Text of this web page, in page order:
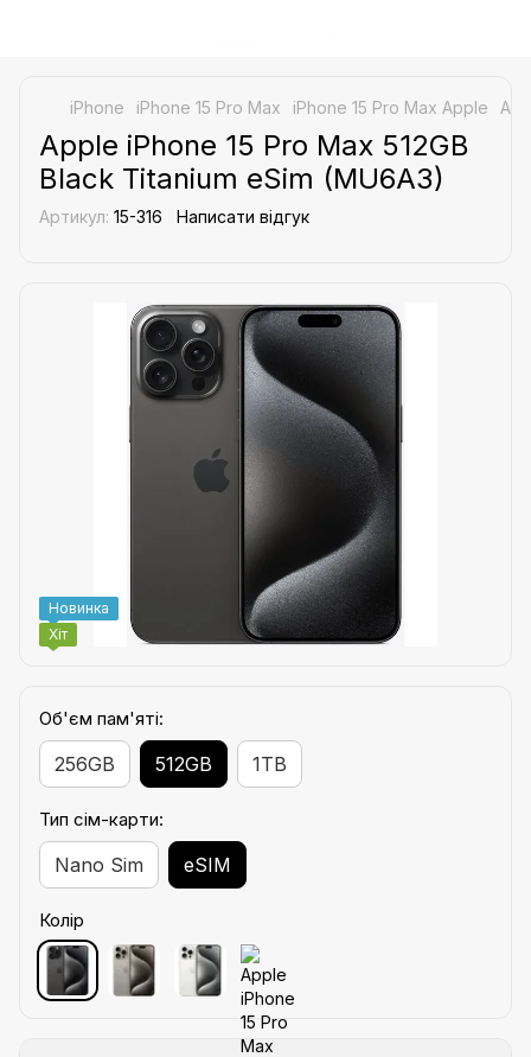
iPhone iPhone 15 Pro Max iPhone 15 Pro Max Apple
Apple iPhone 15 Pro Max 512GB
Black Titanium eSim (MU6A3)
Артикул: 15-316 Написати відгук
Новинка
Хіт
Об'єм пам'яті:
256GB 512GB 1TB
Тип сім-карти:
Nano Sim eSIM
Колір